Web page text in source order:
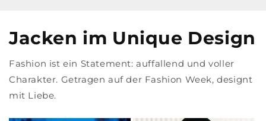
Jacken im Unique Design
Fashion ist ein Statement: auffallend und voller
Charakter. Getragen auf der Fashion Week, designt
mit Liebe.